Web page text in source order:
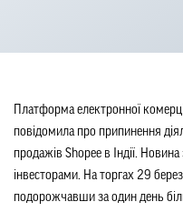
Платформа електронної
повідомила про припинення
продажів Shopee в Індії.
інвесторами. На торгах 29
подорожчавши за один день